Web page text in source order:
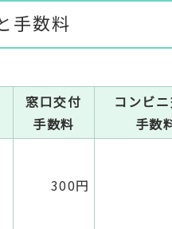
手数料
窓口交付
手数料
コンビ
手数
300円